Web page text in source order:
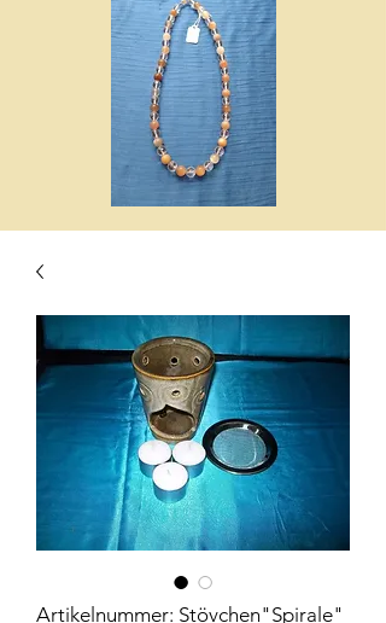
Artikelnummer: Stövchen"Spirale"